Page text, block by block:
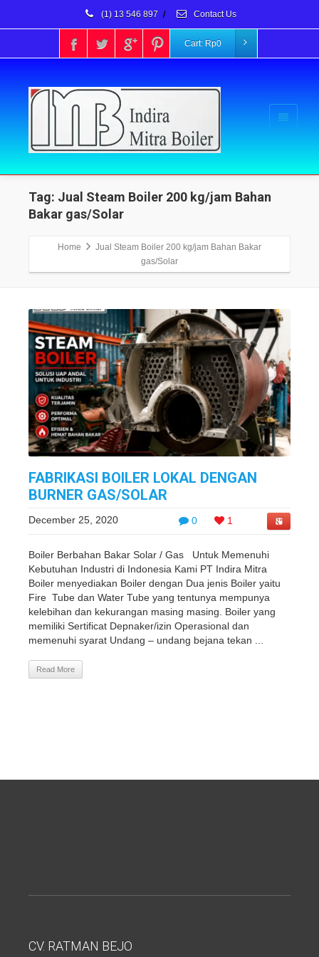
(1) 13 546 897 / Contact Us
Cart: Rp0
Tag: Jual Steam Boiler 200 kg/jam Bahan
Bakar gas/Solar
Home
Jual Steam Boiler 200 kg/jam Bahan Bakar
gas/Solar
FABRIKASI BOILER LOKAL DENGAN
BURNER GAS/SOLAR
0 1
December 25, 2020
Boiler Berbahan Bakar Solar / Gas Untuk Memenuhi
Kebutuhan Industri di Indonesia Kami PT Indira Mitra
Boiler menyediakan Boiler dengan Dua jenis Boiler yaitu
Fire Tube dan Water Tube yang tentunya mempunya
kelebihan dan kekurangan masing masing. Boiler yang
memiliki Sertificat Depnaker/izin Operasional dan
memenuhi syarat Undang – undang bejana tekan ...
Read More
CV. RATMAN BEJO